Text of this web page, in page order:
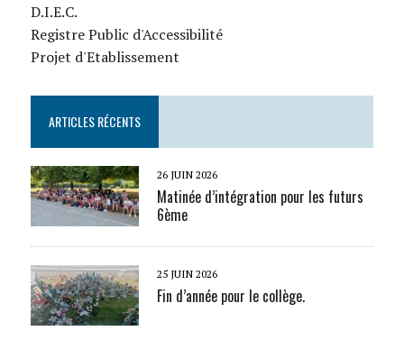
D.I.E.C.
Registre Public d'Accessibilité
Projet d'Etablissement
ARTICLES RÉCENTS
26 JUIN 2026
Matinée d’intégration pour les futurs
6ème
25 JUIN 2026
Fin d’année pour le collège.